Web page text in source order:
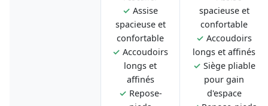
✓ Assise
spacieuse et
confortable
✓ Accoudoirs
longs et
affinés
✓ Repose-
spacieuse et
confortable
✓ Accoudoirs
longs et affinés
✓ Siège pliable
pour gain
d'espace